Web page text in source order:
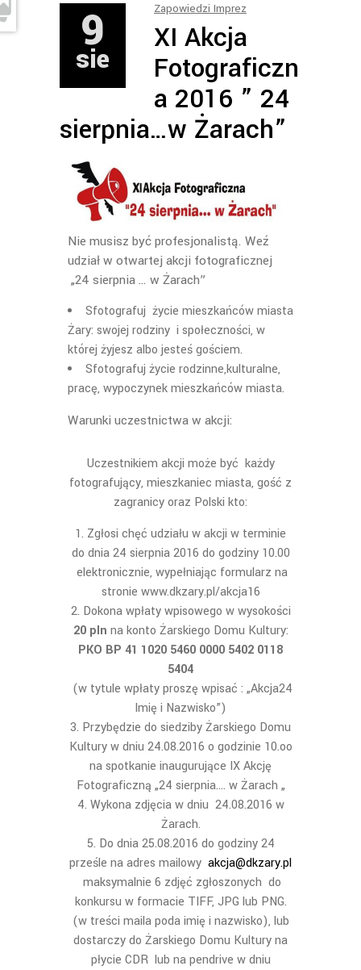
9
sie
Zapowiedzi Imprez
XI Akcja
Fotograficzn
a 2016 ” 24
sierpnia…w Żarach”
Nie musisz być profesjonalistą. Weź
udział w otwartej akcji fotograficznej
„24 sierpnia … w Żarach”
Sfotografuj życie mieszkańców miasta
Żary: swojej rodziny i społeczności, w
której żyjesz albo jesteś gościem.
Sfotografuj życie rodzinne,kulturalne,
pracę, wypoczynek mieszkańców miasta.
Warunki uczestnictwa w akcji:
Uczestnikiem akcji może być każdy
fotografujący, mieszkaniec miasta, gość z
zagranicy oraz Polski kto:
Zgłosi chęć udziału w akcji w terminie
do dnia 24 sierpnia 2016 do godziny 10.00
elektronicznie, wypełniając formularz na
stronie www.dkzary.pl/akcja16
Dokona wpłaty wpisowego w wysokości
20 pln na konto Żarskiego Domu Kultury:
PKO BP 41 1020 5460 0000 5402 0118
5404
(w tytule wpłaty proszę wpisać : „Akcja24
Imię i Nazwisko”)
Przybędzie do siedziby Żarskiego Domu
Kultury w dniu 24.08.2016 o godzinie 10.oo
na spotkanie inaugurujące IX Akcję
Fotograficzną „24 sierpnia…. w Żarach „
Wykona zdjęcia w dniu 24.08.2016 w
Żarach.
Do dnia 25.08.2016 do godziny 24
prześle na adres mailowy akcja@dkzary.pl
maksymalnie 6 zdjęć zgłoszonych do
konkursu w formacie TIFF, JPG lub PNG.
(w treści maila poda imię i nazwisko), lub
dostarczy do Żarskiego Domu Kultury na
płycie CDR lub na pendrive w dniu